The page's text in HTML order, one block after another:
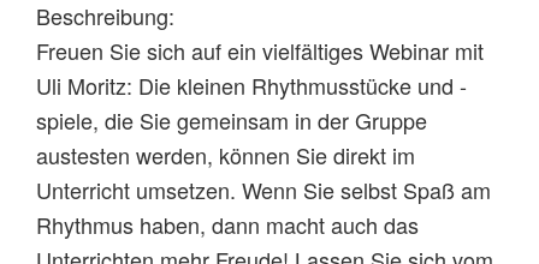
Beschreibung:
Freuen Sie sich auf ein vielfältiges Webinar mit
Uli Moritz: Die kleinen Rhythmusstücke und -
spiele, die Sie gemeinsam in der Gruppe
austesten werden, können Sie direkt im
Unterricht umsetzen. Wenn Sie selbst Spaß am
Rhythmus haben, dann macht auch das